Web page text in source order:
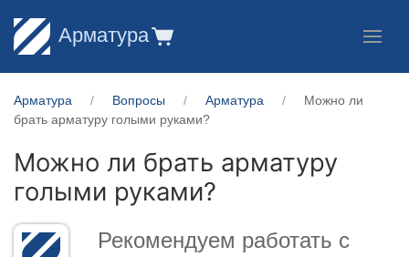
Арматура
Арматура Вопросы Арматура
Можно ли
брать арматуру голыми руками?
Можно ли брать арматуру
голыми руками?
Рекомендуем работать с